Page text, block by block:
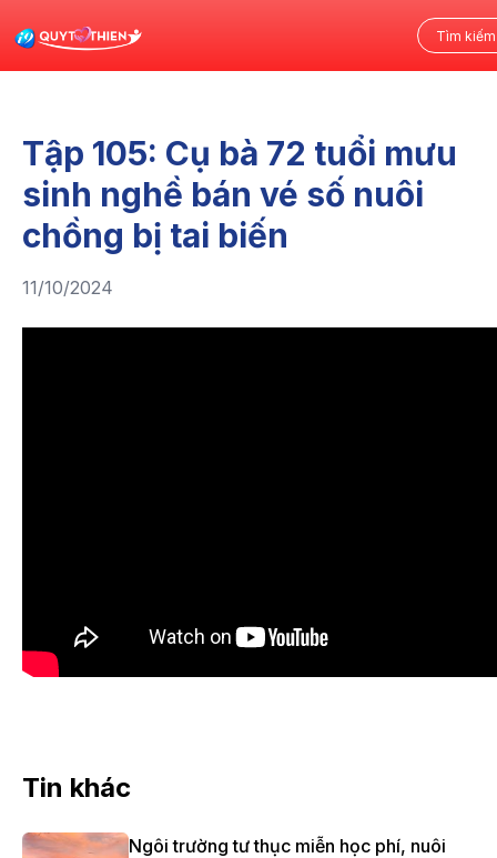
Tập 105: Cụ bà 72 tuổi mưu
sinh nghề bán vé số nuôi
chồng bị tai biến
11/10/2024
Tin khác
Ngôi trường tư thục miễn học phí, nuôi